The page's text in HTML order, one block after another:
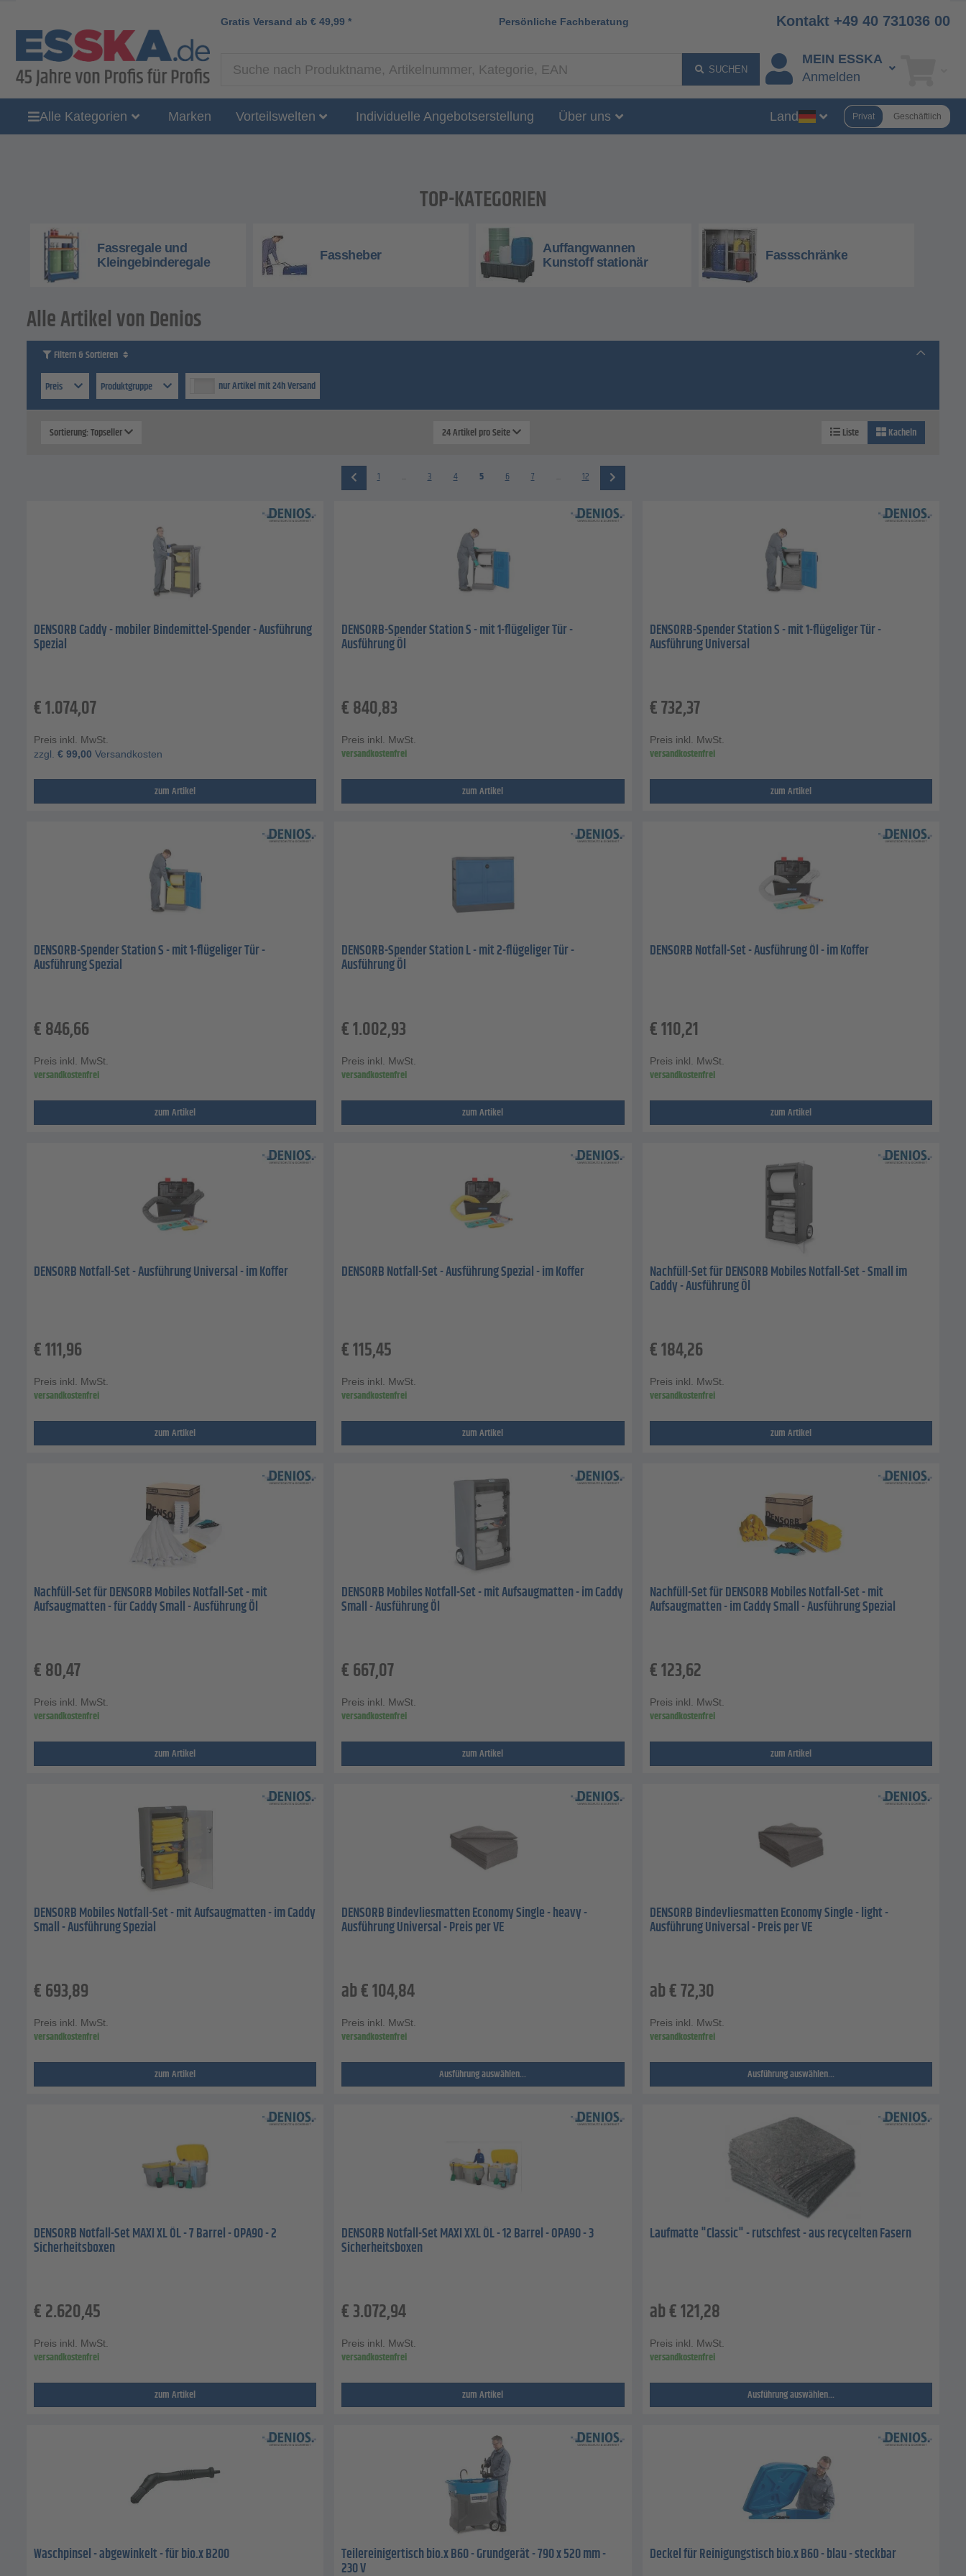
Gratis Versand ab € 49,99 * Persönliche Fachberatung Kontakt +49 40 731036 00
SUCHEN
MEIN ESSKA
Anmelden
Alle Kategorien Marken Vorteilswelten Individuelle Angebotserstellung Über uns Land Privat Geschäftlich
TOP-KATEGORIEN
Fassregale und
Kleingebinderegale
Fassheber
Auffangwannen
Kunstoff stationär
Fassschränke
Alle Artikel von Denios
Filtern & Sortieren
Preis
Produktgruppe nur Artikel mit 24h Versand
Sortierung: Topseller 24 Artikel pro Seite Liste Kacheln
1 3 4 5 6 7 12
DENSORB Caddy - mobiler Bindemittel-Spender - Ausführung
Spezial
€1.074,07
Preis inkl. MwSt.
zzgl. € 99,00 Versandkosten
zum Artikel
DENSORB-Spender Station S - mit 1-flügeliger Tür -
Ausführung Öl
€840,83
Preis inkl. MwSt.
versandkostenfrei
zum Artikel
DENSORB-Spender Station S - mit 1-flügeliger Tür -
Ausführung Universal
€732,37
Preis inkl. MwSt.
versandkostenfrei
zum Artikel
DENSORB-Spender Station S - mit 1-flügeliger Tür -
Ausführung Spezial
€846,66
Preis inkl. MwSt.
versandkostenfrei
zum Artikel
DENSORB-Spender Station L - mit 2-flügeliger Tür -
Ausführung Öl
€1.002,93
Preis inkl. MwSt.
versandkostenfrei
zum Artikel
DENSORB Notfall-Set - Ausführung Öl - im Koffer
€110,21
Preis inkl. MwSt.
versandkostenfrei
zum Artikel
DENSORB Notfall-Set - Ausführung Universal - im Koffer
€111,96
Preis inkl. MwSt.
versandkostenfrei
zum Artikel
DENSORB Notfall-Set - Ausführung Spezial - im Koffer
€115,45
Preis inkl. MwSt.
versandkostenfrei
zum Artikel
Nachfüll-Set für DENSORB Mobiles Notfall-Set - Small im
Caddy - Ausführung Öl
€184,26
Preis inkl. MwSt.
versandkostenfrei
zum Artikel
Nachfüll-Set für DENSORB Mobiles Notfall-Set - mit
Aufsaugmatten - für Caddy Small - Ausführung Öl
€80,47
Preis inkl. MwSt.
versandkostenfrei
zum Artikel
DENSORB Mobiles Notfall-Set - mit Aufsaugmatten - im Caddy
Small - Ausführung Öl
€667,07
Preis inkl. MwSt.
versandkostenfrei
zum Artikel
Nachfüll-Set für DENSORB Mobiles Notfall-Set - mit
Aufsaugmatten - im Caddy Small - Ausführung Spezial
€123,62
Preis inkl. MwSt.
versandkostenfrei
zum Artikel
DENSORB Mobiles Notfall-Set - mit Aufsaugmatten - im Caddy
Small - Ausführung Spezial
€693,89
Preis inkl. MwSt.
versandkostenfrei
zum Artikel
DENSORB Bindevliesmatten Economy Single - heavy -
Ausführung Universal - Preis per VE
ab€104,84
Preis inkl. MwSt.
versandkostenfrei
Ausführung auswählen...
DENSORB Bindevliesmatten Economy Single - light -
Ausführung Universal - Preis per VE
ab€72,30
Preis inkl. MwSt.
versandkostenfrei
Ausführung auswählen...
DENSORB Notfall-Set MAXI XL ÖL - 7 Barrel - OPA90 - 2
Sicherheitsboxen
€2.620,45
Preis inkl. MwSt.
versandkostenfrei
zum Artikel
DENSORB Notfall-Set MAXI XXL ÖL - 12 Barrel - OPA90 - 3
Sicherheitsboxen
€3.072,94
Preis inkl. MwSt.
versandkostenfrei
zum Artikel
Laufmatte "Classic" - rutschfest - aus recycelten Fasern
ab€121,28
Preis inkl. MwSt.
versandkostenfrei
Ausführung auswählen...
Waschpinsel - abgewinkelt - für bio.x B200 Teilereinigertisch bio.x B60 - Grundgerät - 790 x 520 mm -
230 V
Deckel für Reinigungstisch bio.x B60 - blau - steckbar